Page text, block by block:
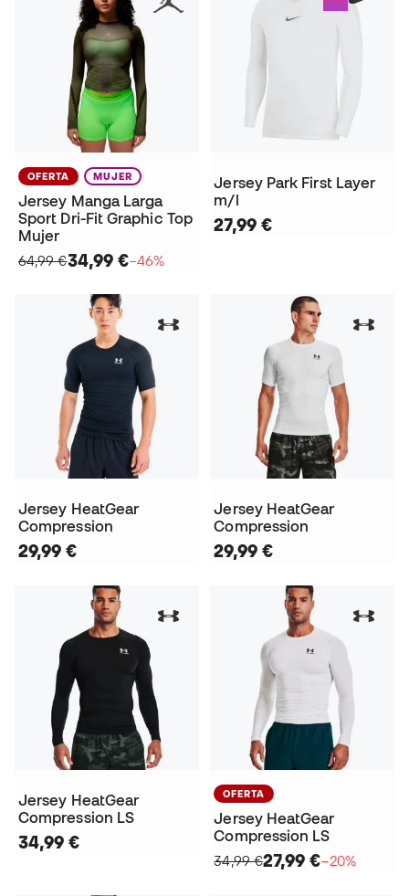
OFERTA MUJER
Jersey Manga Larga
Sport Dri-Fit Graphic Top
Mujer
64,99 €34,99 €−46%
Jersey Park First Layer
m/l
27,99 €
Jersey HeatGear
Compression
29,99 €
Jersey HeatGear
Compression
29,99 €
Jersey HeatGear
Compression LS
34,99 €
OFERTA
Jersey HeatGear
Compression LS
34,99 €27,99 €−20%